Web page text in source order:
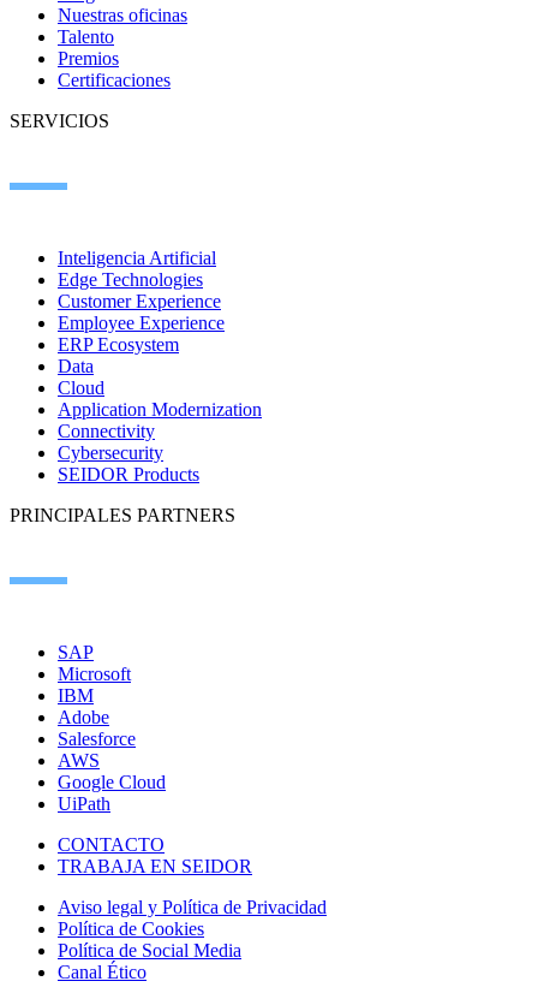
Nuestras oficinas
Talento
Premios
Certificaciones
SERVICIOS
Inteligencia Artificial
Edge Technologies
Customer Experience
Employee Experience
ERP Ecosystem
Data
Cloud
Application Modernization
Connectivity
Cybersecurity
SEIDOR Products
PRINCIPALES PARTNERS
SAP
Microsoft
IBM
Adobe
Salesforce
AWS
Google Cloud
UiPath
CONTACTO
TRABAJA EN SEIDOR
Aviso legal y Política de Privacidad
Política de Cookies
Política de Social Media
Canal Ético